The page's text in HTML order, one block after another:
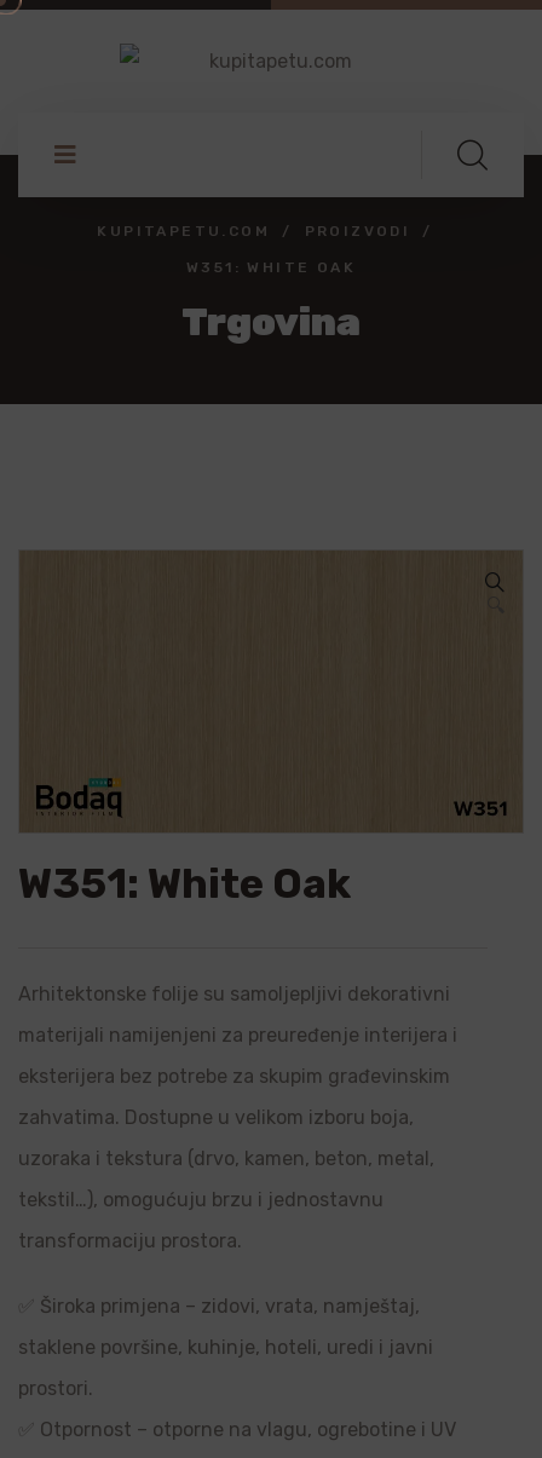
KUPITAPETU.COM PROIZVODI
W351: WHITE OAK
Trgovina
W351: White Oak
Arhitektonske folije su samoljepljivi dekorativni
materijali namijenjeni za preuređenje interijera i
eksterijera bez potrebe za skupim građevinskim
zahvatima. Dostupne u velikom izboru boja,
uzoraka i tekstura (drvo, kamen, beton, metal,
tekstil…), omogućuju brzu i jednostavnu
transformaciju prostora.
✅ Široka primjena – zidovi, vrata, namještaj,
staklene površine, kuhinje, hoteli, uredi i javni
prostori.
✅ Otpornost – otporne na vlagu, ogrebotine i UV